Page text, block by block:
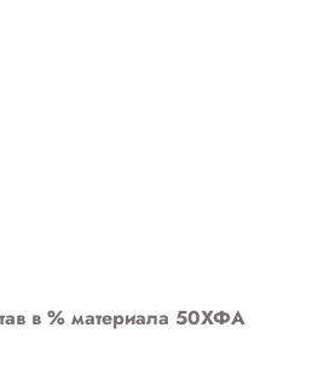
в % материала 50ХФА